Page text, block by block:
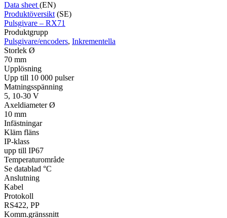
Data sheet (EN)
Produktöversikt (SE)
Pulsgivare – RX71
Produktgrupp
Pulsgivare/encoders, Inkrementella
Storlek Ø
70 mm
Upplösning
Upp till 10 000 pulser
Matningsspänning
5, 10-30 V
Axeldiameter Ø
10 mm
Infästningar
Kläm fläns
IP-klass
upp till IP67
Temperaturområde
Se datablad °C
Anslutning
Kabel
Protokoll
RS422, PP
Komm.gränssnitt